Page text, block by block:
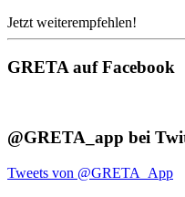
Jetzt weiterempfehlen!
GRETA auf Facebook
@GRETA_app bei
Tweets von @GRETA_App